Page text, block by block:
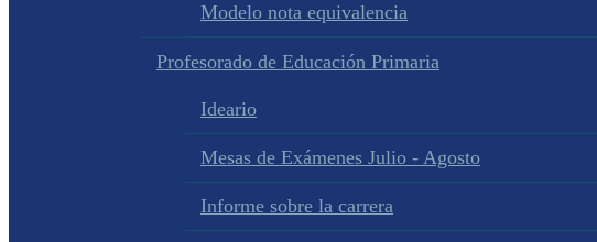
Modelo nota equivalencia
Profesorado de Educación Primaria
Ideario
Mesas de Exámenes Julio - Agosto
Informe sobre la carrera